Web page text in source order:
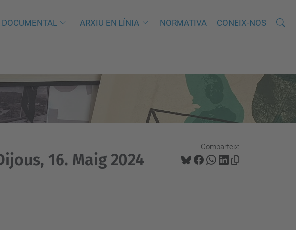
DOCUMENTAL ARXIU EN LÍNIA NORMATIVA CONEIX-NOS Cerca
C
v
a
Comparteix:
16. Maig 2024